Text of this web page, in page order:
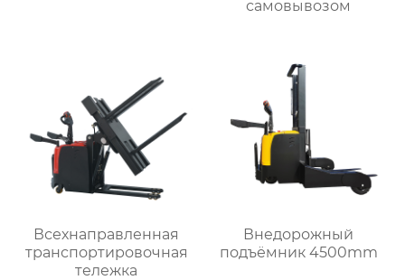
самовывозом
Всехнаправленная
транспортировочная
тележка
Внедорожный
подъёмник 4500mm